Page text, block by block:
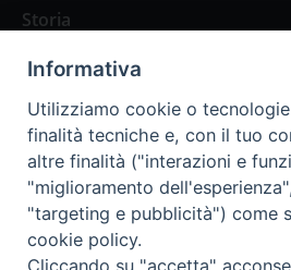
Storia
Abbonamenti
Abbonamento Annuale Digitale
Abbonamento Annuale
Abbonamento Singola Copia
Informativa
Utilizziamo cookie o
finalità tecniche e, con il tuo
altre finalità ("interazioni e
"miglioramento
"targeting e pubblicità") come
cookie policy.